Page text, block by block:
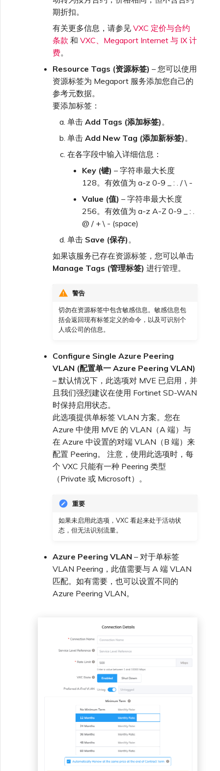
期折扣。
有关更多信息，请参见 VXC 定价与合约
条款 和 VXC、Megaport Internet 与 IX 计
费。
Resource Tags (资源标签) – 您可以使用
资源标签为 Megaport 服务添加您自己的
参考元数据。
要添加标签：
单击 Add Tags (添加标签) 。
单击 Add New Tag (添加新标签) 。
在各字段中输入详细信息：
Key (键) – 字符串最大长度
128。有效值为 a-z 0-9 _ : . / \ -
Value (值) – 字符串最大长度
256。有效值为 a-z A-Z 0-9 _ : .
@ / + \ - (space)
单击 Save (保存) 。
如果该服务已存在资源标签，您可以单击
Manage Tags (管理标签) 进行管理。
警告
切勿在资源标签中包含敏感信息。敏感信息包
括会返回现有标签定义的命令，以及可识别个
人或公司的信息。
Configure Single Azure Peering
VLAN (配置单一 Azure Peering VLAN)
– 默认情况下，此选项对 MVE 已启用，并
且我们强烈建议在使用 Fortinet SD-WAN
时保持启用状态。
此选项提供单标签 VLAN 方案。您在
Azure 中使用 MVE 的 VLAN（A 端）与
在 Azure 中设置的对端 VLAN（B 端）来
配置 Peering。 注意，使用此选项时，每
个 VXC 只能有一种 Peering 类型
（Private 或 Microsoft）。
重要
如果未启用此选项，VXC 看起来处于活动状
态，但无法识别流量。
Azure Peering VLAN – 对于单标签
VLAN Peering，此值需要与 A 端 VLAN
匹配。如有需要，也可以设置不同的
Azure Peering VLAN。